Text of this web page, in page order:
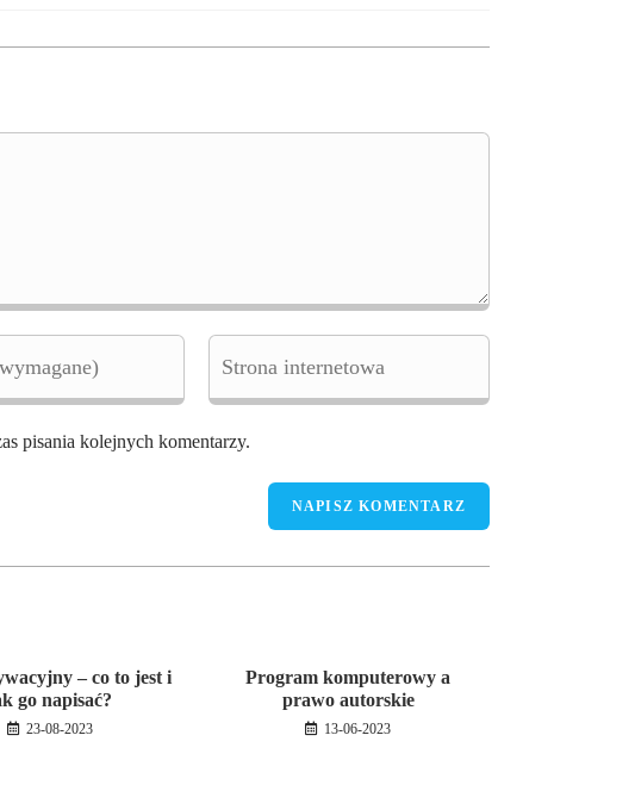
Enter
your
(optional)
pisania kolejnych komentarzy.
– co to jest i
go napisać?
23-08-2023
Program komputerowy a
prawo autorskie
13-06-2023